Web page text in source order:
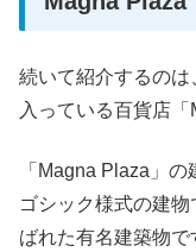
続いて紹介するの
入っている百貨店「
「Magna Plaza」
ゴシック様式の建
ばれた有名建築物で